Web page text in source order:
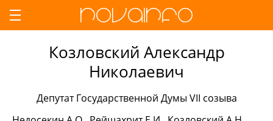
Козловский Александр
Николаевич
Депутат Государственной Думы VII созыва